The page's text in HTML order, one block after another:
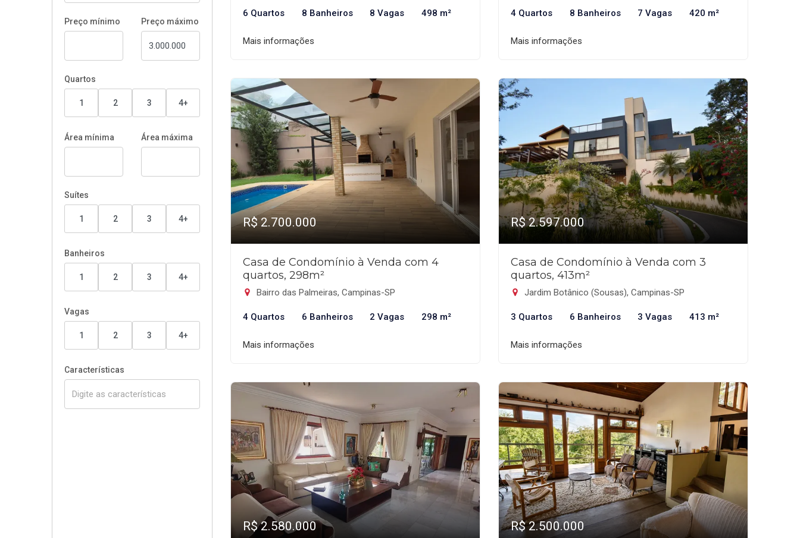
Preço mínimo Preço máximo
Quartos
1 2 3 4+
Área mínima Área máxima
Suítes
1 2 3 4+
Banheiros
1 2 3 4+
Vagas
1 2 3 4+
Características
6 Quartos 8 Banheiros 8 Vagas 498 m²
Mais informações
4 Quartos 8 Banheiros 7 Vagas 420 m²
Mais informações
R$ 2.700.000
Casa de Condomínio à Venda com 4
quartos, 298m²
Bairro das Palmeiras, Campinas-SP
4 Quartos 6 Banheiros 2 Vagas 298 m²
Mais informações
R$ 2.597.000
Casa de Condomínio à Venda com 3
quartos, 413m²
Jardim Botânico (Sousas), Campinas-SP
3 Quartos 6 Banheiros 3 Vagas 413 m²
Mais informações
R$ 2.580.000 R$ 2.500.000